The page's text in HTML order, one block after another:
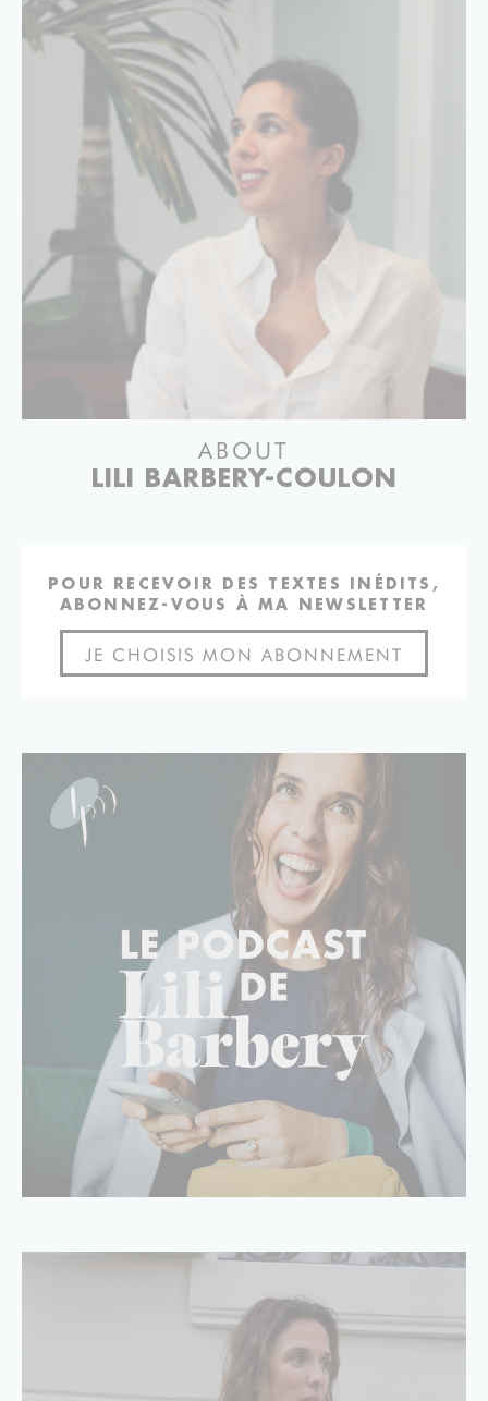
ABOUT
LILI BARBERY-COULON
POUR RECEVOIR DES TEXTES INÉDITS,
ABONNEZ-VOUS À MA NEWSLETTER
JE CHOISIS MON ABONNEMENT